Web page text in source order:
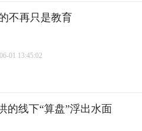
不再只是教育
01 13:45:02
的线下“算盘”浮出水面